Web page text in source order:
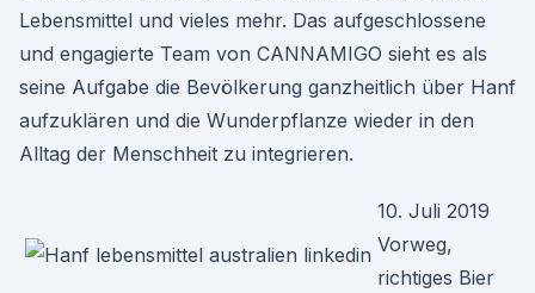
Lebensmittel und vieles mehr. Das aufgeschlossene
und engagierte Team von CANNAMIGO sieht es als
seine Aufgabe die Bevölkerung ganzheitlich über Hanf
aufzuklären und die Wunderpflanze wieder in den
Alltag der Menschheit zu integrieren.
10. Juli 2019
Vorweg,
richtiges Bier